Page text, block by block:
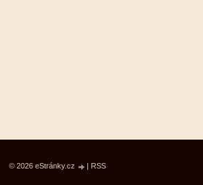
© 2026 eStránky.cz | RSS